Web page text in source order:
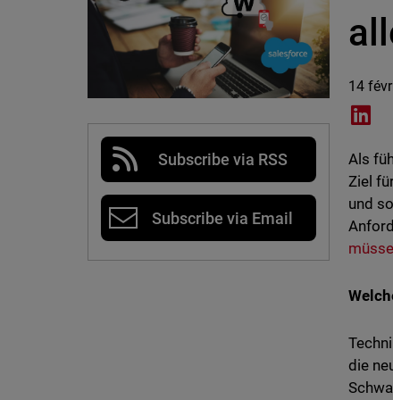
Subscribe via RSS
Subscribe via Email
14
Als
Ziel
und
die